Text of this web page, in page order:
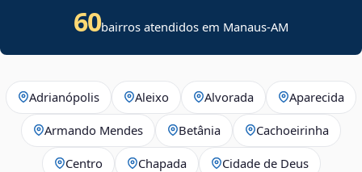
60bairros atendidos em Manaus-AM
Adrianópolis Aleixo Alvorada Aparecida
Armando Mendes Betânia Cachoeirinha
Centro Chapada Cidade de Deus